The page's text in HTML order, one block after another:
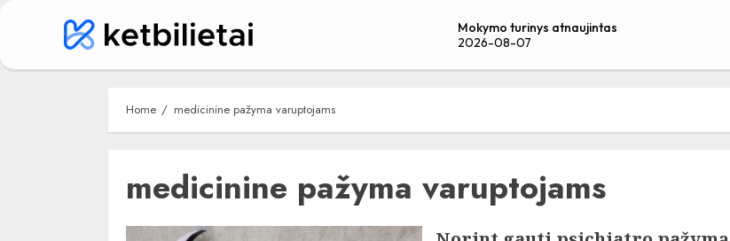
Mokymo turinys atnaujintas
2026-08-07
Home medicinine pažyma varuptojams
medicinine pažyma varuptojams